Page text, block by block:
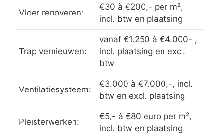
Vloer renoveren:
€30 à €200,- per m²,
incl. btw en plaatsing
Trap vernieuwen:
vanaf €1.250 à €4.000- ,
incl. plaatsing en excl.
btw
Ventilatiesysteem:
€3.000 à €7.000,-, incl.
btw en excl. plaatsing
Pleisterwerken:
€5,- à €80 euro per m²,
incl. btw en plaatsing